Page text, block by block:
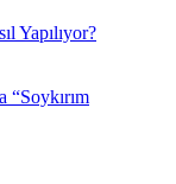
Yapılıyor?
“Soykırım